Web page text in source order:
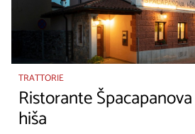
TRATTORIE
Ristorante Špacapanova
hiša